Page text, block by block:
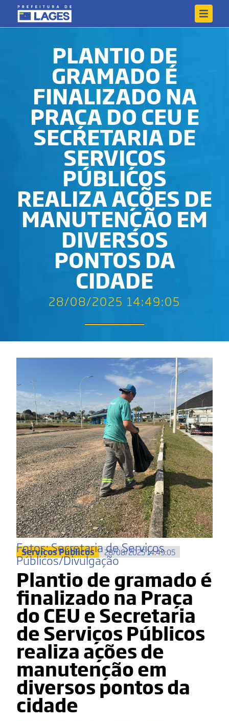
PLANTIO DE
GRAMADO É
FINALIZADO NA
PRAÇA DO CEU E
SECRETARIA DE
SERVIÇOS
PÚBLICOS
REALIZA AÇÕES DE
MANUTENÇÃO EM
DIVERSOS
PONTOS DA
CIDADE
28/08/2025 14:49:05
Fotos: Secretaria de Serviços
Públicos/Divulgação
Serviços Públicos 28/08/2025 14:49:05
Plantio de gramado é
finalizado na Praça
do CEU e Secretaria
de Serviços Públicos
realiza ações de
manutenção em
diversos pontos da
cidade